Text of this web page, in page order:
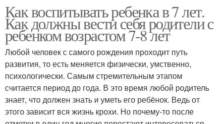
Как воспитывать ребенка в 7 лет.
Как должны вести себя родители с
ребенком возрастом 7-8 лет
Любой человек с самого рождения проходит путь
развития, то есть меняется физически, умственно,
психологически. Самым стремительным этапом
считается период до года. В это время любой родитель
знает, что должен знать и уметь его ребёнок. Ведь от
этого зависит вся жизнь крохи. Но почему-то после